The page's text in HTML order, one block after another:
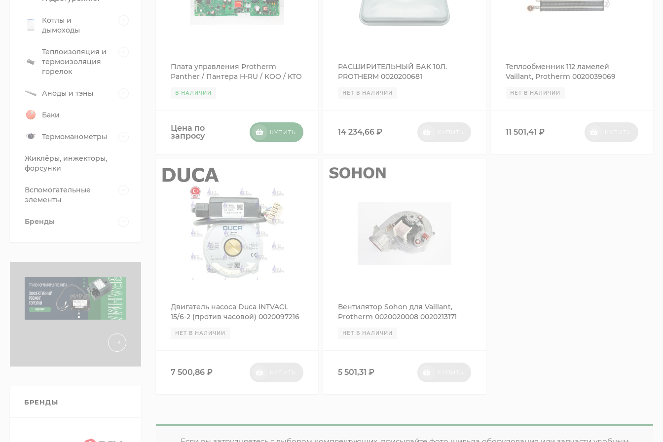
Плата управления Protherm
Panther / Пантера H-RU / KOO / KTO
В НАЛИЧИИ
Цена по
запросу
КУПИТЬ
РАСШИРИТЕЛЬНЫЙ БАК 10Л.
PROTHERM 0020200681
НЕТ В НАЛИЧИИ
14 234,66₽
Теплообменник 112 ламелей
Vaillant, Protherm 0020039069
НЕТ В НАЛИЧИИ
11 501,41 ₽
Двигатель насоса Duca INTVACL
15/6-2 (против часовой) 0020097216
НЕТ В НАЛИЧИИ
7 500,86 ₽
Вентилятор Sohon для Vaillant,
Protherm 0020020008 0020213171
НЕТ В НАЛИЧИИ
5 501,31₽
Котлы и
дымоходы
Теплоизоляция и
термоизоляция
горелок
Аноды и тэны
Баки
Термоманометры
Жиклёры, инжекторы,
форсунки
Вспомогательные
элементы
Бренды
БРЕНДЫ